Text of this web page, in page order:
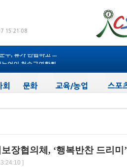
료원, 비뇨의학과 진...
세입 체납관리단’...
업인 청송군연합회...
료원, 2026년 지역사...
드민턴협회 2026년 ...
장협의체, ‘행복반찬 드리미
]